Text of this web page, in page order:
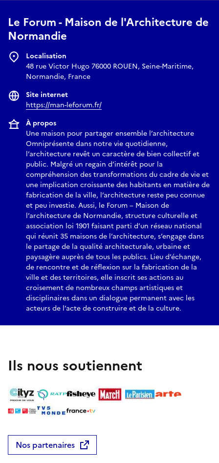
travail de femmes architectes.
Ce sont également les usages documentaires de la
photographie qui sont mises en avant. Les photographies de
ce corpus proviennent d’un fonds issu d’une commande du
ministère de la Culture, confiée à huit photographes
professionnels (Thierry Ardouin, Stéphane Asseline,
Marc, Florent Michel et Myr Muratet). La campagne a permis
de photographier 190 sites labellisés “Architecture
contemporaine remarquable” sur les 1700 que répertorie le
Guide du Centre des Monuments nationaux.
De septembre 2026 à septembre 2027, l’exposition itinérante
permet de découvrir dans douze Maisons de l’architecture
cette richesse architecturale que constituent les bâtiments
labellisés « Architecture contemporaine remarquable ».
Commissariat de l’exposition assuré par la Maison de
l’architecture et de la ville Provence-Alpes-Côte d’Azur et La
Maison de l’architecture et des paysages Centre-Val de Loire,
en association avec le Réseau des Maisons de l’Architecture.
Le Forum - Maison de l'Architecture de
Normandie
Localisation
48 rue Victor Hugo 76000 ROUEN, Seine-Maritime,
Normandie, France
Site internet
https://man-leforum.fr/
À propos
Une maison pour partager ensemble l’architecture
Omniprésente dans notre vie quotidienne,
l’architecture revêt un caractère de bien collectif et
public. Malgré un regain d’intérêt pour la
compréhension des transformations du cadre de vie et
une implication croissante des habitants en matière de
fabrication de la ville, l’architecture reste peu connue
et peu investie. Aussi, le Forum – Maison de
l’architecture de Normandie, structure culturelle et
association loi 1901 faisant parti d’un réseau national
qui réunit 35 maisons de l’architecture, s’engage dans
le partage de la qualité architecturale, urbaine et
paysagère auprès de tous les publics. Lieu d’échange,
de rencontre et de réflexion sur la fabrication de la
ville et des territoires, elle inscrit ses actions au
croisement de nombreux champs artistiques et
disciplinaires dans un dialogue permanent avec les
acteurs de l’acte de construire et de la culture.
Ils nous soutiennent
Nos partenaires